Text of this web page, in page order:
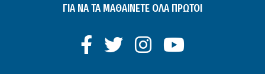
ΓΙΑ ΝΑ ΤΑ ΜΑΘΑΙΝΕΤΕ ΟΛΑ ΠΡΩΤΟΙ